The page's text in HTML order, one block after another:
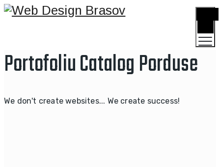
Portofoliu Catalog Porduse
We don't create websites... We create success!